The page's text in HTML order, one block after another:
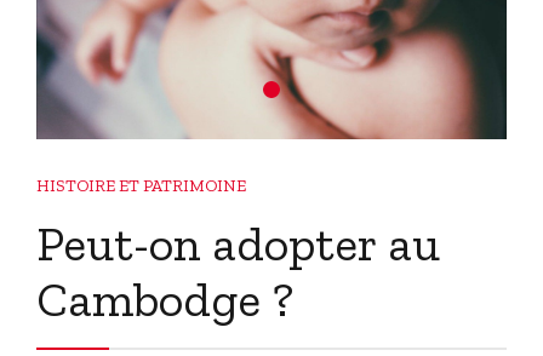
HISTOIRE ET PATRIMOINE
Peut-on adopter au
Cambodge ?